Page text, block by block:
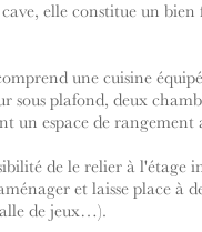
elle constitue un
une cuisine
sous plafond, deux
un espace de rangement
de le relier à l'étage
et laisse place à
de jeux…).